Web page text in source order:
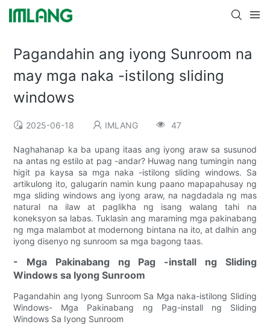
Pagandahin ang iyong Sunroom na
may mga naka -istilong sliding
windows
2025-06-18 IMLANG 47
Naghahanap ka ba upang itaas ang iyong araw sa susunod
na antas ng estilo at pag -andar? Huwag nang tumingin nang
higit pa kaysa sa mga naka -istilong sliding windows. Sa
artikulong ito, galugarin namin kung paano mapapahusay ng
mga sliding windows ang iyong araw, na nagdadala ng mas
natural na ilaw at paglikha ng isang walang tahi na
koneksyon sa labas. Tuklasin ang maraming mga pakinabang
ng mga malambot at modernong bintana na ito, at dalhin ang
iyong disenyo ng sunroom sa mga bagong taas.
- Mga Pakinabang ng Pag -install ng Sliding
Windows sa Iyong Sunroom
Pagandahin ang Iyong Sunroom Sa Mga naka-istilong Sliding
Windows- Mga Pakinabang ng Pag-install ng Sliding
Windows Sa Iyong Sunroom